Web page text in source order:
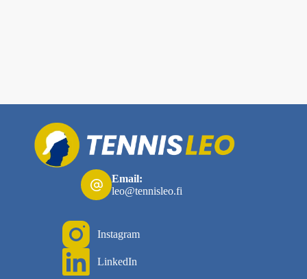
Email:
leo@tennisleo.fi
Instagram
LinkedIn